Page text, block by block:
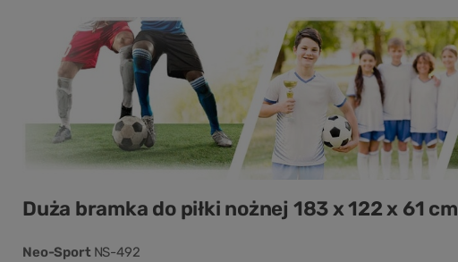
Duża bramka do piłki nożnej 183 x 122 x 61 cm
Neo-Sport NS-492